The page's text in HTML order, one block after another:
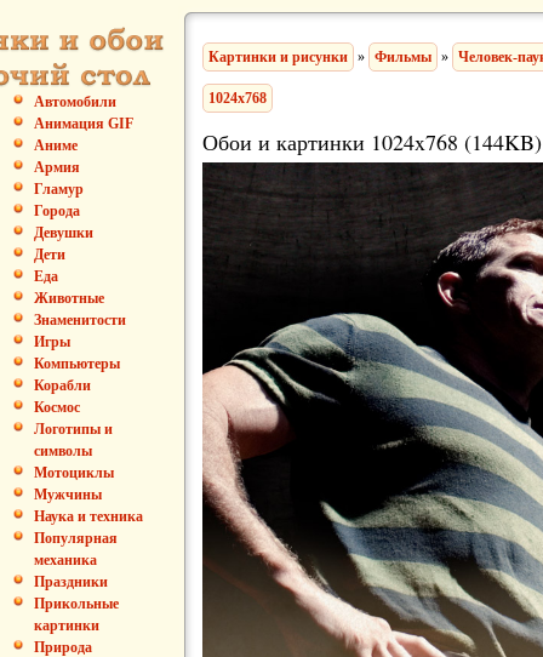
Автомобили
Анимация GIF
Аниме
Армия
Гламур
Города
Девушки
Дети
Еда
Животные
Знаменитости
Игры
Компьютеры
Корабли
Космос
Логотипы и
символы
Мотоциклы
Мужчины
Наука и техника
Популярная
механика
Праздники
Прикольные
картинки
Природа
Картинки и рисунки » Фильмы » Человек-
1024x768
Обои и картинки 1024x768 (144KB)